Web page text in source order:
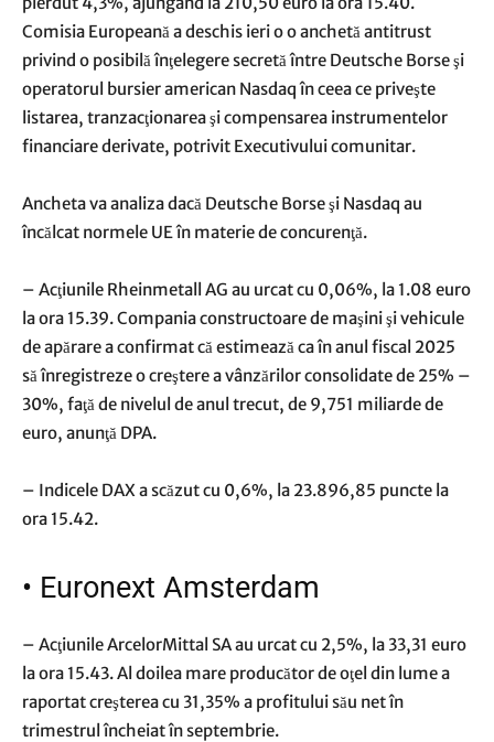
Comisia Europeană a deschis ieri o o anchetă antitrust
privind o posibilă înţelegere secretă între Deutsche Borse şi
operatorul bursier american Nasdaq în ceea ce priveşte
listarea, tranzacţionarea şi compensarea instrumentelor
financiare derivate, potrivit Executivului comunitar.
Ancheta va analiza dacă Deutsche Borse şi Nasdaq au
încălcat normele UE în materie de concurenţă.
– Acţiunile Rheinmetall AG au urcat cu 0,06%, la 1.08 euro
la ora 15.39. Compania constructoare de maşini şi vehicule
de apărare a confirmat că estimează ca în anul fiscal 2025
să înregistreze o creştere a vânzărilor consolidate de 25% –
30%, faţă de nivelul de anul trecut, de 9,751 miliarde de
euro, anunţă DPA.
– Indicele DAX a scăzut cu 0,6%, la 23.896,85 puncte la
ora 15.42.
• Euronext Amsterdam
– Acţiunile ArcelorMittal SA au urcat cu 2,5%, la 33,31 euro
la ora 15.43. Al doilea mare producător de oţel din lume a
raportat creşterea cu 31,35% a profitului său net în
trimestrul încheiat în septembrie.